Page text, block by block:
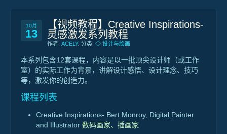
10月
13
【视频教程】Creative Inspirations-
灵感激发系列教程
作者: ACELY. 分类: ◇ 设计与绘画
本系列包含12套课程，内容是以一批顶尖设计师（或工作
室）的实际工作为背景，讲解设计感悟、设计理念、技巧
等，激发你的创造力。
课程列表
Creative Inspirations- Bert Monroy, Digital Painter
and Illustrator 数码画家、插画家